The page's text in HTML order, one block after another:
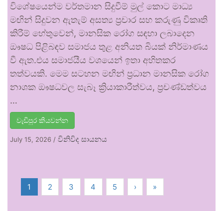
විශේෂයෙන්ම වර්තමාන සිදුවීම් මුල් කොට මාධ්‍ය
මඟින් සිදුවන ඇතැම් අසත්‍ය ප්‍රචාර සහ කරුණු විකෘති
කිරීම් හේතුවෙන්, මානසික රෝග සඳහා ලබාදෙන
ඖෂධ පිළිබඳව සමාජය තුළ අනියත බියක් නිර්මාණය
වී ඇත.එය සමාජයීය වශයෙන් ඉතා අහිතකර
තත්වයකි. මෙම සටහන මඟින් ප්‍රධාන මානසික රෝග
නාශක ඖෂධවල සැබෑ ක්‍රියාකාරීත්වය, ප්‍රචණ්ඩත්වය
…
වැඩිපුර කියවන්න
July 15, 2026 / විනිවිද සායනය
1 2 3 4 5 › »